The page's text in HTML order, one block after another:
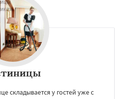
складывается у гостей уже с